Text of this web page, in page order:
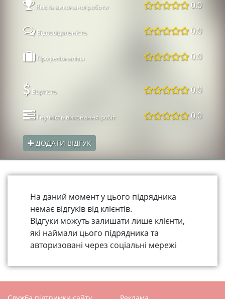
Якість виконаної роботи 0.0
Відповідальність 0.0
Професіоналізм 0.0
Вартість 0.0
Гнучкість виконання робіт 0.0
ДОДАТИ ВІДГУК
На даний момент у цього підрядника
немає відгуків від клієнтів.
Відгуки можуть залишати лише клієнти,
які наймали цього підрядника та
авторизовані через соціальні мережі